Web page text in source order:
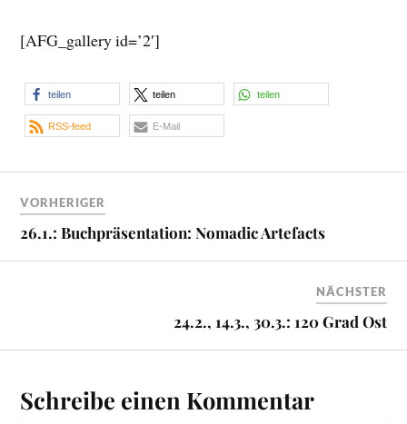
[AFG_gallery id=’2′]
teilen teilen teilen
RSS-feed E-Mail
VORHERIGER
26.1.: Buchpräsentation: Nomadic Artefacts
NÄCHSTER
24.2., 14.3., 30.3.: 120 Grad Ost
Schreibe einen Kommentar